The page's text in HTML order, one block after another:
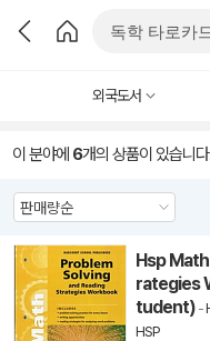
외국도서
이 분야에 6개의 상품이 있습니
Hsp
rategies
tudent) -
HSP